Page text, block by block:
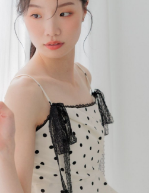
選擇「超商條碼／台灣大直營門市／銀行轉
」等通路繳費。
有限公司」（以下簡稱本公司）所提供，讓
購買商品或服務，並由商店將買賣／分期付款
約使用本公司帳單繳交帳款。
分期」之契約關係目的，商店將以您的個人
）提供予台灣大哥大進項蒐集、處理及利用，
單所需資料之確認、核對及更正。
下連結：
https://oppay.tw/userRule
先享後付」後，將跳轉至「AFTEE先享後付」
認金額後，即可完成結帳。
繳費通知簡訊。
內，點擊此簡訊中的連結，可透過四大超商／
進行付款，方視為交易完成。
不需立刻繳費，但若您需要取消訂單，請聯絡
意取消之訂單仍視為有效，需透過AFTEE先享
先享後付 」之結帳頁面顯示為準，若有關於
欲退款等相關疑問，請聯繫「AFTEE先享後付
support/home
公司提供之「AFTEE先享後付」服務完成之交
提供個人資料，並將交易相關給付款項請求債
司。
請瀏覽以下網址： https://aftee.tw/terms/#terms3
得法定代理人或監護人之同意方可使用
上)免運費
含以上)免運費
以上)免運費
含以上)免運費